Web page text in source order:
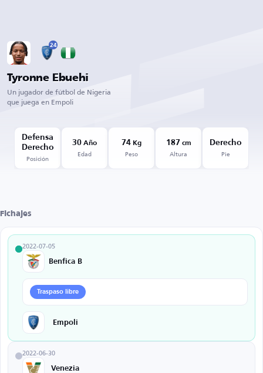
24
Tyronne Ebuehi
Un jugador de fútbol de Nigeria
que juega en Empoli
Defensa
Derecho
Posición
30 Año
Edad
74 Kg
Peso
187 cm
Altura
Derecho
Pie
Fichajes
2022-07-05
Benfica B
Traspaso libre
Empoli
2022-06-30
Venezia